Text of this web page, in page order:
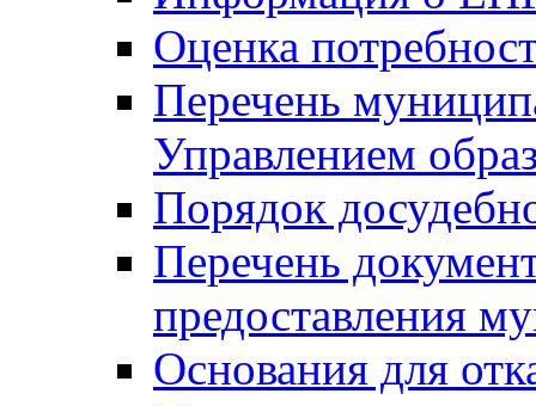
Оценка
Перечень
Управлением
Порядок
Перечень
предоставления
Основания для